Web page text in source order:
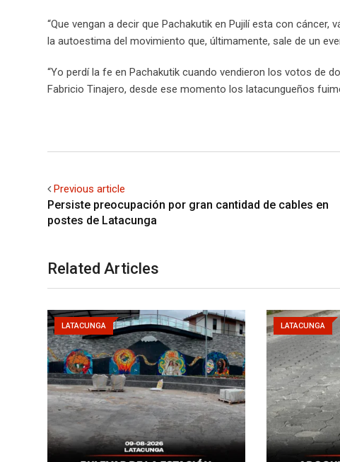
“Que vengan a decir que Pachakutik en Pujilí esta con
la autoestima del movimiento que, últimamente, sale de un
“Yo perdí la fe en Pachakutik cuando vendieron los votos de
Fabricio Tinajero, desde ese momento los latacungueños
Previous article
Persiste preocupación por gran cantidad de cables en
postes de Latacunga
Related Articles
LATACUNGA LATACUNGA